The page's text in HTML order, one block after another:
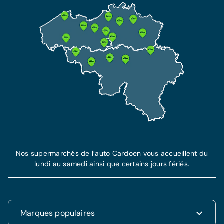
Tous les frais de maintenance inclus
Tous les frais de réparations techniques
inclus
Assistance dépannage de 7 ans incluse
En savoir plus
Cette assurance inclut l'assurance RC et garantit
votre protection et indemnisation en cas de vol
et accident.
Plus d'information
Marques populaires
Nos supermarchés de l’auto Cardoen vous accueillent du
lundi au samedi ainsi que certains jours fériés.